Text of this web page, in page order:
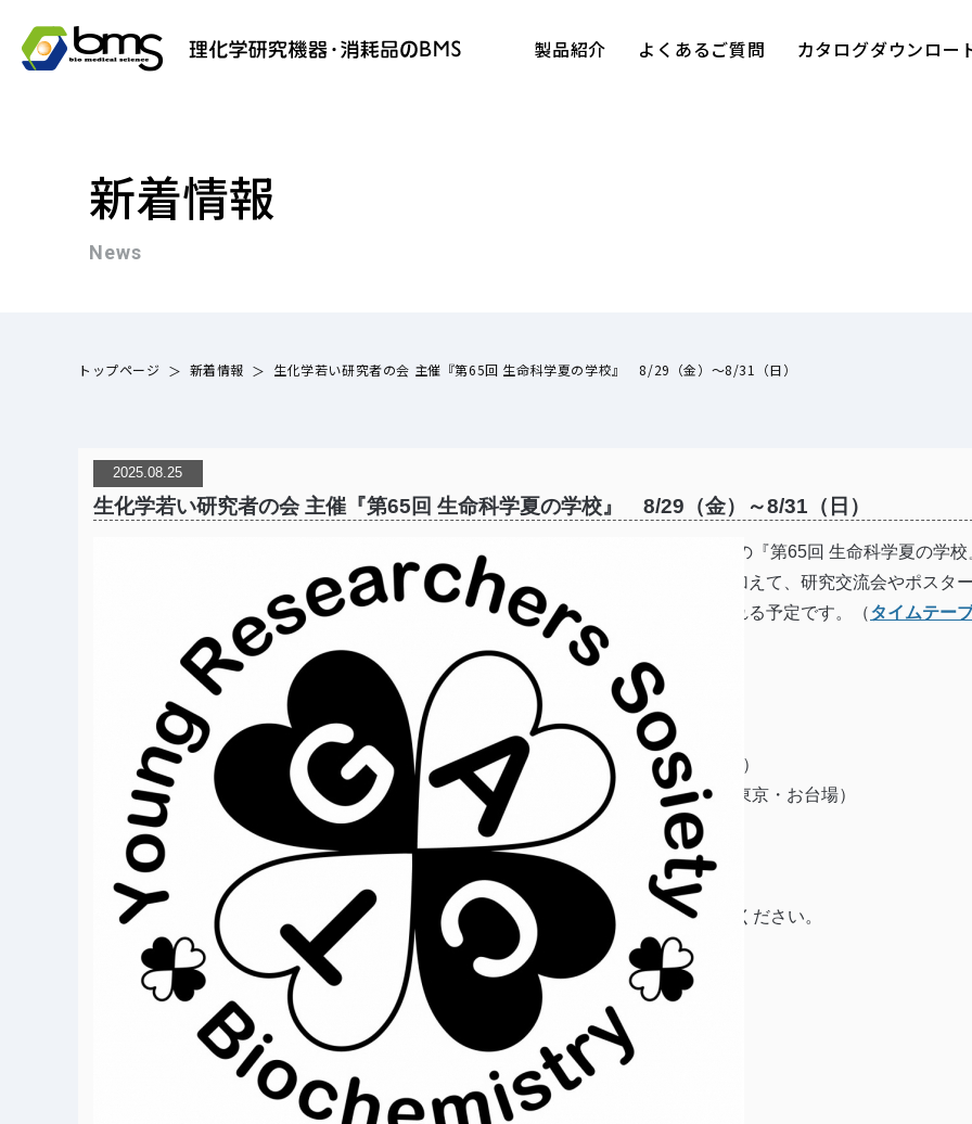
製品紹介 よくあるご質問 カタログダウンロー
新着情報
News
トップページ 新着情報 生化学若い研究者の会 主催『第65回 生命科学夏の学校』 8/29（金）～8/31（日）
2025.08.25
生化学若い研究者の会 主催『第65回 生命科学夏の学校』 8/29（金）～8/31（日）
弊社が協賛いたします、生化学若い研究者の会 主催の『第65回 生命科学夏の学校
が開催されます。シンポジウムやワークショップに加えて、研究交流会やポスタ
ッション、自由集会など様々なプログラムが行われれる予定です。（タイムテー
是非ともご参加ください。
【開催期間】 2025年8月29日（金）～8月31日（日）
【会 場】 日本科学未来館 7F未来館ホール（東京・お台場）
【主 催】 生化学若い研究者の会
【後 援】 公益社団法人 日本生化学会
詳しくは 『生命科学 夏の学校』ホームページをご覧ください。